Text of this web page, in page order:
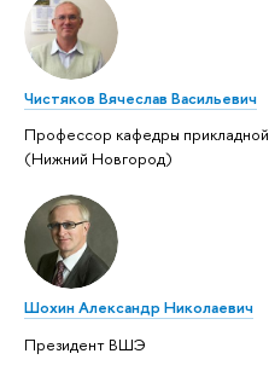
Чистяков Вячеслав Васильевич
Профессор кафедры
(Нижний Новгород)
Шохин Александр Николаевич
Президент ВШЭ